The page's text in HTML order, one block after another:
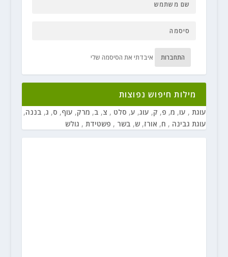
התחברות איבדתי את הסיסמה שלי
מילות חיפוש נפוצות
עוגת , עו, מ, פ, ק, עוג, ע, סלט , צ, ב, מרק, עוף, ס, ג, בננה,
עוגת גבינה , ח, אורז, ש, בשר , פשטידת , גולש